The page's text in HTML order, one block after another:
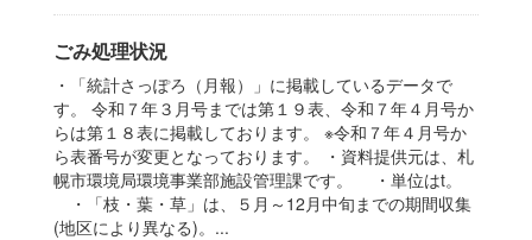
ごみ処理状況
・「統計さっぽろ（月報）」に掲載しているデータで
す。 令和７年３月号までは第１９表、令和７年４月号か
らは第１８表に掲載しております。 ※令和７年４月号か
ら表番号が変更となっております。 ・資料提供元は、札
幌市環境局環境事業部施設管理課です。 ・単位はt。
・「枝・葉・草」は、５月～12月中旬までの期間収集
(地区により異なる)。...